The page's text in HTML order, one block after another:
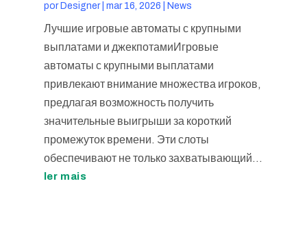
por Designer| mar 16, 2026 News
Лучшие игровые автоматы с крупными
выплатами и джекпотамиИгровые
автоматы с крупными выплатами
привлекают внимание множества игроков,
предлагая возможность получить
значительные выигрыши за короткий
промежуток времени. Эти слоты
обеспечивают не только захватывающий...
ler mais